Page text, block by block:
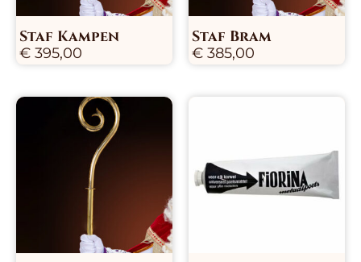
Staf Kampen
€ 395,00
Staf Bram
€ 385,00